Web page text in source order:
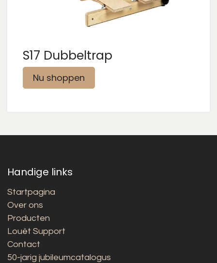
S17 Dubbeltrap
Nu shoppen
Handige links
Startpagina
Over ons
Producten
Louët Support
Contact
50-jarig jubileumcatalogus